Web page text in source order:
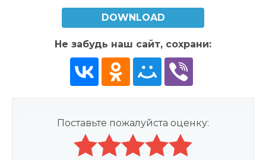
DOWNLOAD
Не забудь наш сайт, сохрани:
Поставьте пожалуйста оценку: